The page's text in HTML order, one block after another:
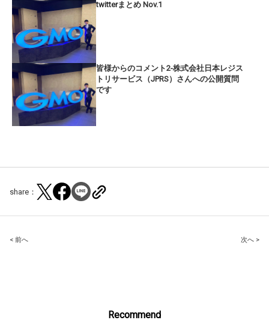
twitterまとめ Nov.1
皆様からのコメント2-株式会社日本レジス
トリサービス（JPRS）さんへの公開質問
です
share：
Post
< 前へ 次へ >
Recommend